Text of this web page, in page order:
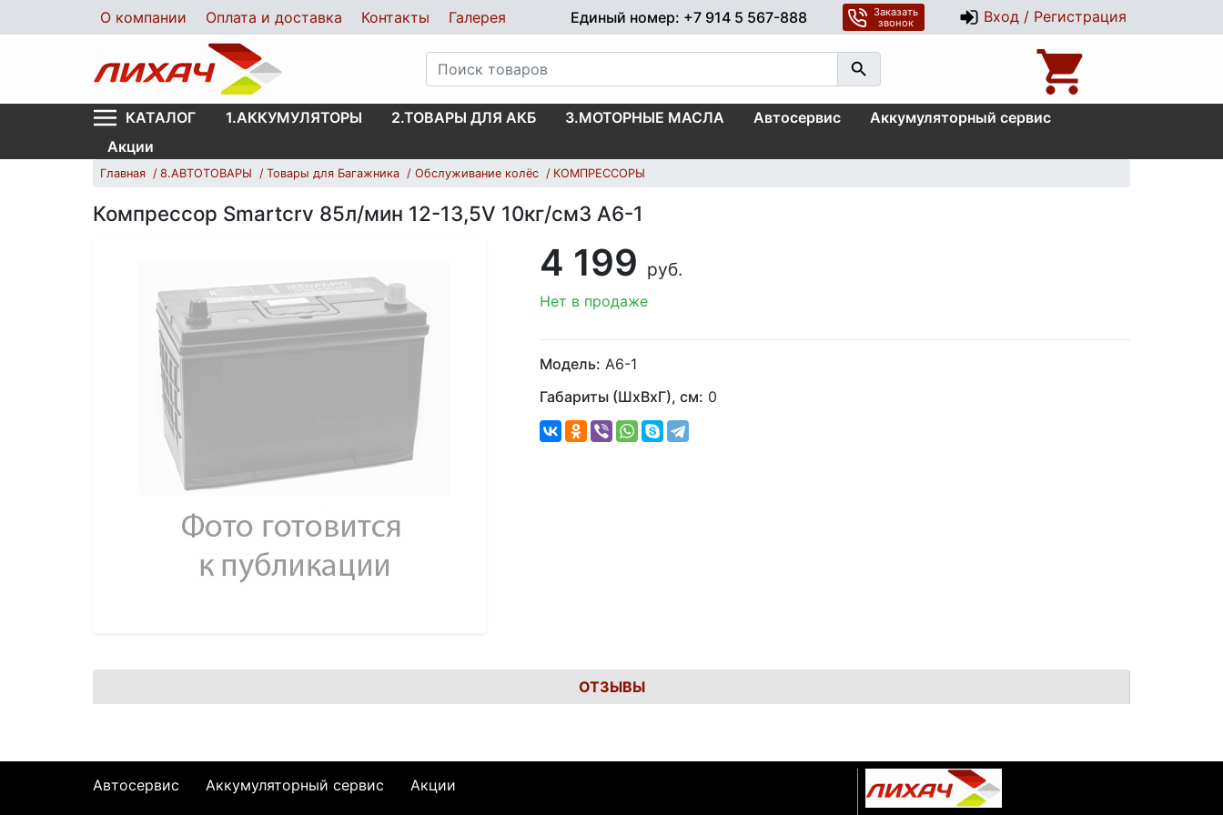
О компании Оплата и доставка Контакты Галерея Единый номер: +7 914 5 567-888
Заказать
звонок
Вход / Регистрация
КАТАЛОГ 1.АККУМУЛЯТОРЫ 2.ТОВАРЫ ДЛЯ АКБ 3.МОТОРНЫЕ МАСЛА Автосервис
Аккумуляторный сервис
Акции
Главная 8.АВТОТОВАРЫ Товары для Багажника Обслуживание колёс КОМПРЕССОРЫ
Компрессор Smartcrv 85л/мин 12-13,5V 10кг/см3 A6-1
4 199 руб.
Нет в продаже
Модель: А6-1
Габариты (ШхВхГ), см: 0
ОТЗЫВЫ
Автосервис Аккумуляторный сервис Акции